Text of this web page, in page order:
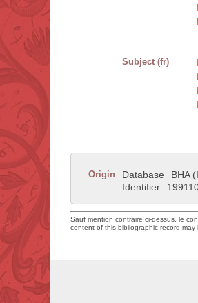
Subject (fr)
Origin Database
BHA
Identifier
Sauf mention contraire ci-dessus, le
content of this bibliographic record